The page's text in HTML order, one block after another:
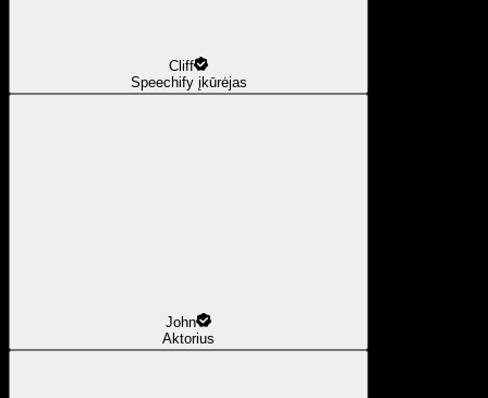
Cliff
Speechify įkūrėjas
John
Aktorius